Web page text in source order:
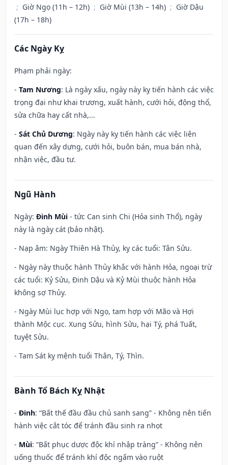
; Giờ Ngọ (11h – 12h) ; Giờ Mùi (13h – 14h) ; Giờ Dậu
(17h – 18h)
Các Ngày Kỵ
Phạm phải ngày:
- Tam Nương: Là ngày xấu, ngày này kỵ tiến hành các việc
trọng đại như khai trương, xuất hành, cưới hỏi, động thổ,
sửa chữa hay cất nhà,...
- Sát Chủ Dương: Ngày này kỵ tiến hành các việc liên
quan đến xây dựng, cưới hỏi, buôn bán, mua bán nhà,
nhận việc, đầu tư.
Ngũ Hành
Ngày: Đinh Mùi - tức Can sinh Chi (Hỏa sinh Thổ), ngày
này là ngày cát (bảo nhật).
- Nạp âm: Ngày Thiên Hà Thủy, kỵ các tuổi: Tân Sửu.
- Ngày này thuộc hành Thủy khắc với hành Hỏa, ngoại trừ
các tuổi: Kỷ Sửu, Đinh Dậu và Kỷ Mùi thuộc hành Hỏa
không sợ Thủy.
- Ngày Mùi lục hợp với Ngọ, tam hợp với Mão và Hợi
thành Mộc cục. Xung Sửu, hình Sửu, hại Tý, phá Tuất,
tuyệt Sửu.
- Tam Sát kỵ mệnh tuổi Thân, Tý, Thìn.
Bành Tổ Bách Kỵ Nhật
- Đinh: “Bất thế đầu đầu chủ sanh sang” - Không nên tiến
hành việc cắt tóc để tránh đầu sinh ra nhọt
- Mùi: “Bất phục dược độc khí nhập tràng” - Không nên
uống thuốc để tránh khí độc ngấm vào ruột